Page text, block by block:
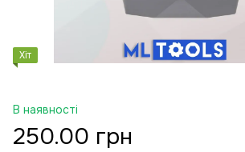
Хіт
В наявності
250.00 грн